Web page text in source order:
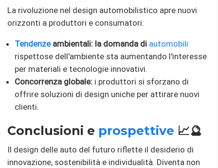
La rivoluzione nel design automobilistico apre nuovi
orizzonti a produttori e consumatori:
Tendenzeambientali: la domanda di automobili
rispettose dell'ambiente sta aumentando l'interesse
per materiali e tecnologie innovativi.
Concorrenza globale: i produttori si sforzano di
offrire soluzioni di design uniche per attirare nuovi
clienti.
Conclusioni e prospettive 📈🔮
Il design delle auto del futuro riflette il desiderio di
innovazione, sostenibilità e individualità. Diventa non